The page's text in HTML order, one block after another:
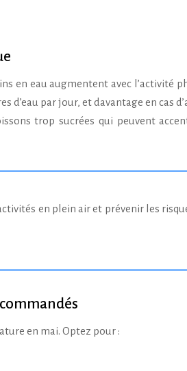
en eau augmentent avec l’activité
d’eau par jour, et davantage en cas
trop sucrées qui peuvent
en mai. Optez pour :